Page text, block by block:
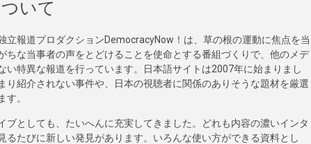
いて
立報道プロダクションDemocracyNow！は、草の根の運動に焦点を当
ちな当事者の声をとどけることを使命とする番組づくりで、他のメデ
い特異な報道を行っています。日本語サイトは2007年に始まりまし
り紹介されない事件や、日本の視聴者に関係のありそうな題材を厳選
す。
ブとしても、たいへんに充実してきました。どれも内容の濃いインタ
るたびに新しい発見があります。いろんな使い方ができる資料とし